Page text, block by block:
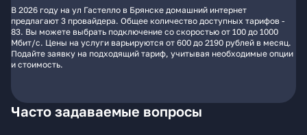
В 2026 году на ул Гастелло в Брянске домашний интернет
предлагают 3 провайдера. Общее количество доступных тарифов -
83. Вы можете выбрать подключение со скоростью от 100 до 1000
Мбит/с. Цены на услуги варьируются от 600 до 2190 рублей в месяц.
Подайте заявку на подходящий тариф, учитывая необходимые опции
и стоимость.
Часто задаваемые вопросы